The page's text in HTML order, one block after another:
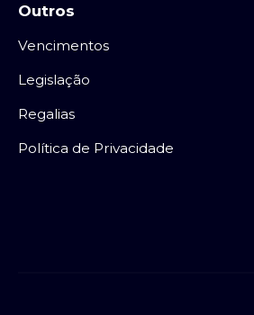
Outros
Vencimentos
Legislação
Regalias
Política de Privacidade